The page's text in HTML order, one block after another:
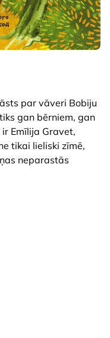
par vāveri Bobiju
gan bērniem, gan
Emīlija Gravet,
tikai lieliski zīmē,
neparastās